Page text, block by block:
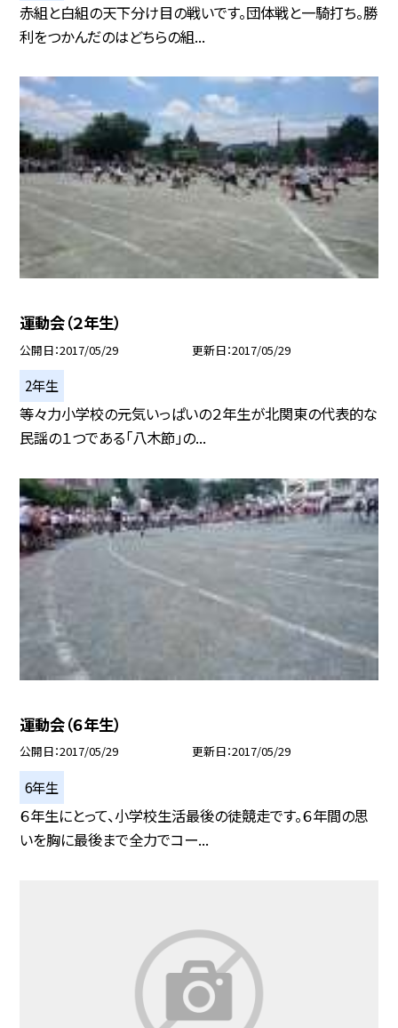
赤組と白組の天下分け目の戦いです。団体戦と一騎打ち。勝
利をつかんだのはどちらの組...
運動会（２年生）
公開日 2017/05/29 更新日 2017/05/29
2年生
等々力小学校の元気いっぱいの２年生が北関東の代表的な
民謡の１つである「八木節」の...
運動会（６年生）
公開日 2017/05/29 更新日 2017/05/29
6年生
６年生にとって、小学校生活最後の徒競走です。６年間の思
いを胸に最後まで全力でコー...